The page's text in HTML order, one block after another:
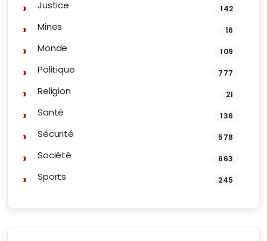
Justice 142
Mines 16
Monde 109
Politique 777
Religion 21
Santé 136
Sécurité 578
Société 663
Sports 245